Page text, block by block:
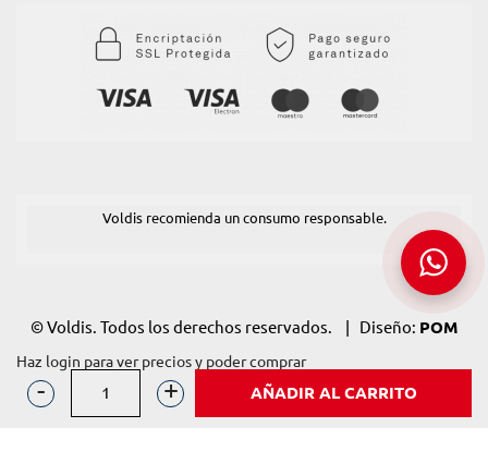
Haz login para ver precios y poder comprar
VERMOUTH
AÑADIR AL CARRITO
Voldis recomienda un consumo responsable.
© Voldis. Todos los derechos reservados. | Diseño: POM
Standard
. Powered by